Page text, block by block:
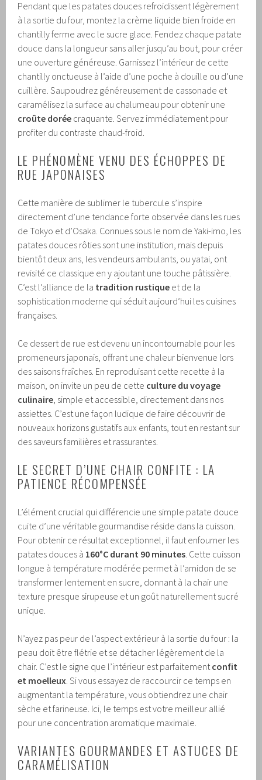
Pendant que les patates douces refroidissent légèrement
à la sortie du four, montez la crème liquide bien froide en
chantilly ferme avec le sucre glace. Fendez chaque patate
douce dans la longueur sans aller jusqu’au bout, pour créer
une ouverture généreuse. Garnissez l’intérieur de cette
chantilly onctueuse à l’aide d’une poche à douille ou d’une
cuillère. Saupoudrez généreusement de cassonade et
caramélisez la surface au chalumeau pour obtenir une
croûte dorée craquante. Servez immédiatement pour
profiter du contraste chaud-froid.
LE PHÉNOMÈNE VENU DES ÉCHOPPES DE
RUE JAPONAISES
Cette manière de sublimer le tubercule s’inspire
directement d’une tendance forte observée dans les rues
de Tokyo et d’Osaka. Connues sous le nom de Yaki-imo, les
patates douces rôties sont une institution, mais depuis
bientôt deux ans, les vendeurs ambulants, ou yatai, ont
revisité ce classique en y ajoutant une touche pâtissière.
C’est l’alliance de la tradition rustique et de la
sophistication moderne qui séduit aujourd’hui les cuisines
françaises.
Ce dessert de rue est devenu un incontournable pour les
promeneurs japonais, offrant une chaleur bienvenue lors
des saisons fraîches. En reproduisant cette recette à la
maison, on invite un peu de cette culture du voyage
culinaire , simple et accessible, directement dans nos
assiettes. C’est une façon ludique de faire découvrir de
nouveaux horizons gustatifs aux enfants, tout en restant sur
des saveurs familières et rassurantes.
LE SECRET D’UNE CHAIR CONFITE : LA
PATIENCE RÉCOMPENSÉE
L’élément crucial qui différencie une simple patate douce
cuite d’une véritable gourmandise réside dans la cuisson.
Pour obtenir ce résultat exceptionnel, il faut enfourner les
patates douces à 160°C durant 90 minutes . Cette cuisson
longue à température modérée permet à l’amidon de se
transformer lentement en sucre, donnant à la chair une
texture presque sirupeuse et un goût naturellement sucré
unique.
N’ayez pas peur de l’aspect extérieur à la sortie du four : la
peau doit être flétrie et se détacher légèrement de la
chair. C’est le signe que l’intérieur est parfaitement confit
et moelleux . Si vous essayez de raccourcir ce temps en
augmentant la température, vous obtiendrez une chair
sèche et farineuse. Ici, le temps est votre meilleur allié
pour une concentration aromatique maximale.
VARIANTES GOURMANDES ET ASTUCES DE
CARAMÉLISATION